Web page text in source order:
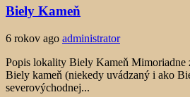
Biely Kameň
6 rokov ago administrator
Popis lokality Biely Kameň Mimoriadne
Biely kameň (niekedy uvádzaný i ako
severovýchodnej...